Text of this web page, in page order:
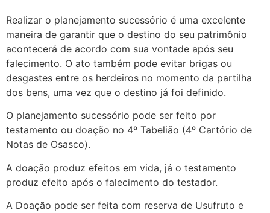
Realizar o planejamento sucessório é uma excelente
maneira de garantir que o destino do seu patrimônio
acontecerá de acordo com sua vontade após seu
falecimento. O ato também pode evitar brigas ou
desgastes entre os herdeiros no momento da partilha
dos bens, uma vez que o destino já foi definido.
O planejamento sucessório pode ser feito por
testamento ou doação no 4º Tabelião (4º Cartório de
Notas de Osasco).
A doação produz efeitos em vida, já o testamento
produz efeito após o falecimento do testador.
A Doação pode ser feita com reserva de Usufruto e